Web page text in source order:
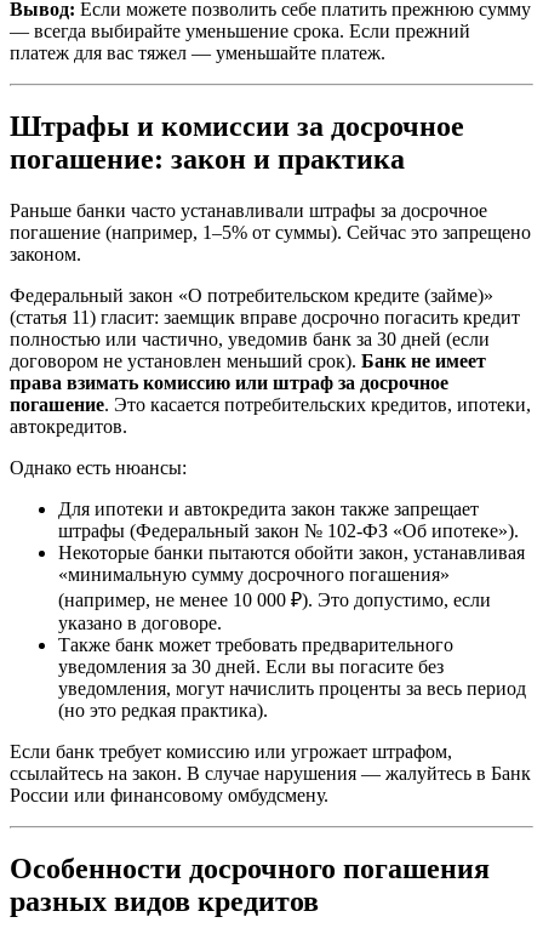
Вывод: Если можете позволить себе платить прежнюю сумму
— всегда выбирайте уменьшение срока. Если прежний
платеж для вас тяжел — уменьшайте платеж.
Штрафы и комиссии за досрочное
погашение: закон и практика
Раньше банки часто устанавливали штрафы за досрочное
погашение (например, 1–5% от суммы). Сейчас это запрещено
законом.
Федеральный закон «О потребительском кредите (займе)»
(статья 11) гласит: заемщик вправе досрочно погасить кредит
полностью или частично, уведомив банк за 30 дней (если
договором не установлен меньший срок). Банк не имеет
права взимать комиссию или штраф за досрочное
погашение. Это касается потребительских кредитов, ипотеки,
автокредитов.
Однако есть нюансы:
Для ипотеки и автокредита закон также запрещает
штрафы (Федеральный закон № 102-ФЗ «Об ипотеке»).
Некоторые банки пытаются обойти закон, устанавливая
«минимальную сумму досрочного погашения»
(например, не менее 10 000 ₽). Это допустимо, если
указано в договоре.
Также банк может требовать предварительного
уведомления за 30 дней. Если вы погасите без
уведомления, могут начислить проценты за весь период
(но это редкая практика).
Если банк требует комиссию или угрожает штрафом,
ссылайтесь на закон. В случае нарушения — жалуйтесь в Банк
России или финансовому омбудсмену.
Особенности досрочного погашения
разных видов кредитов